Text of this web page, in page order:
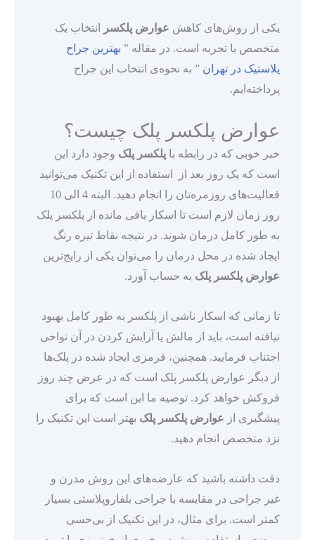
یکی از روش‌های کاهش عوارض پلکسر
انتخاب یک
متخصص با تجربه است. در مقاله ” بهترین جراح
پلاستیک در تهران ” به نحوه‌ی انتخاب این جراح
پرداخته‌ایم.
عوارض پلکسر پلک چیست؟
خبر خوبی که در رابطه با پلکسر پلک وجود دارد این
است که یک روز بعد از استفاده از این تکنیک می‌توانید
فعالیت‌های روزمره‌تان را انجام دهید. البته 4 الی 10
روز زمان لازم است تا اسکار باقی مانده از پلکسر پلک
به طور کامل درمان شوند. در نتیجه نقاط تیره رنگ
ایجاد شده در محل درمان را می‌توان یکی از رایج‌ترین
عوارض پلکسر پلک به حساب آورد.
تا زمانی که اسکار ناشی از پلکسر به طور کامل بهبود
نیافته است، باید از مالش یا آرایش کردن در آن نواحی
اجتناب فرمایید. همچنین، قرمزی ایجاد شده در پلک‌ها
از دیگر عوارض پلکسر پلک است که در عرض چند روز
فروکش خواهد کرد. توصیه ما این است که برای
پیشگیری از عوارض پلکسر پلک بهتر است این تکنیک را
نزد متخصص انجام دهید.
دقت داشته باشید که عارضه‌های این روش مدرن و
غیر جراحی در مقایسه با جراحی بلفاروپلاستی بسیار
کمتر است. برای مثال، در این تکنیک از بی‌حسی